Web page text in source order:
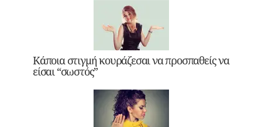
Κάποια στιγμή κουράζεσαι να προσπαθείς να
είσαι “σωστός”